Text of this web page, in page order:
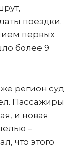
поездки.
первых
более 9
регион суд
Пассажиры
и новая
–
что этого